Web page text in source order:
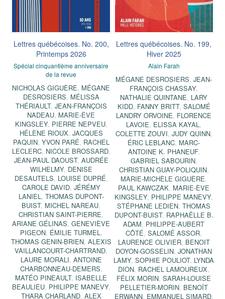
Lettres québécoises. No. 200,
Printemps 2026
Spécial cinquantième anniversaire
de la revue
NICHOLAS GIGUÈRE, MÉGANE
DESROSIERS, MÉLISSA
THÉRIAULT, JEAN-FRANÇOIS
NADEAU, MARIE-ÈVE
KINGSLEY, PIERRE NEPVEU,
HÉLÈNE RIOUX, JACQUES
PAQUIN, YVON PARÉ, RACHEL
LECLERC, NICOLE BROSSARD,
JEAN-PAUL DAOUST, AUDRÉE
WILHELMY, DENISE
DESAUTELS, LOUISE DUPRÉ,
CAROLE DAVID, JÉRÉMY
LANIEL, THOMAS DUPONT-
BUIST, MICHEL NAREAU,
CHRISTIAN SAINT-PIERRE,
ARIANE GÉLINAS,GENEVIÈVE
PIGEON, ÉMILIE TURMEL,
THOMAS GENIN-BRIEN, ALEXIS
VAILLANCOURT-CHARTRAND,
LAURE MORALI, ANTOINE
CHARBONNEAU-DEMERS,
MATÉO PINEAULT, ISABELLE
BEAULIEU, PHILIPPE MANEVY,
THARA CHARLAND, ALEX
Lettres québécoises. No. 199,
Hiver 2025
Alain Farah
MÉGANE DESROSIERS,JEAN-
FRANÇOIS CHASSAY,
NATHALIE QUINTANE, LARY
KIDD, FANNY BRITT, SALOMÉ
LANDRY ORVOINE, FLORENCE
LAVOIE, ELISSA KAYAL,
COLETTE ZOUVI, JUDY QUINN,
ÉRIC LEBLANC, MARC-
ANTOINE K. PHANEUF,
GABRIEL SABOURIN,
CHRISTIAN GUAY-POLIQUIN,
MARIE-MICHÈLE GIGUÈRE,
PAUL KAWCZAK, MARIE-ÈVE
KINGSLEY, PHILIPPE MANEVY,
STÉPHANE LEDIEN,THOMAS
DUPONT-BUIST, RAPHAËLLE B.
ADAM, PHILIPPE-AUBERT
CÔTÉ,SALOMÉ ASSOR,
LAURENCE OLIVIER, BENOIT
DOYON-GOSSELIN,JONATHAN
LAMY,SOPHIE POULIOT, LYNDA
DION, RACHEL LAMOUREUX,
FÉLIX MORIN,SARAH-LOUISE
PELLETIER-MORIN, BENOÎT
ERWANN, EMMANUEL SIMARD,